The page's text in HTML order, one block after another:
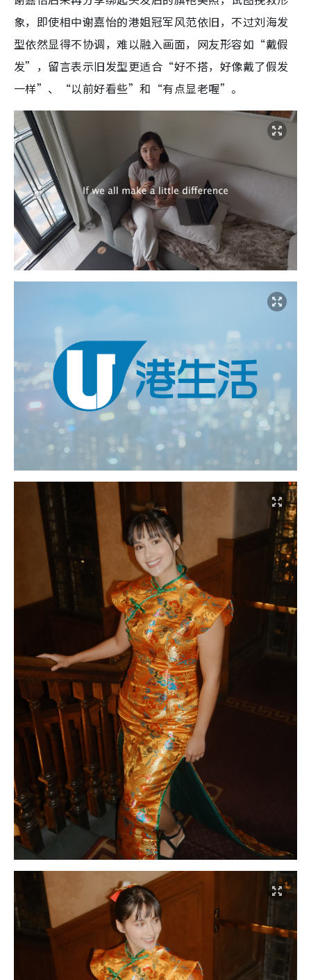
象，即使相中谢嘉怡的港姐冠军风范依旧，不过刘海发
型依然显得不协调，难以融入画面，网友形容如“戴假
发”，留言表示旧发型更适合“好不搭，好像戴了假发
一样”、“以前好看些”和“有点显老喔”。